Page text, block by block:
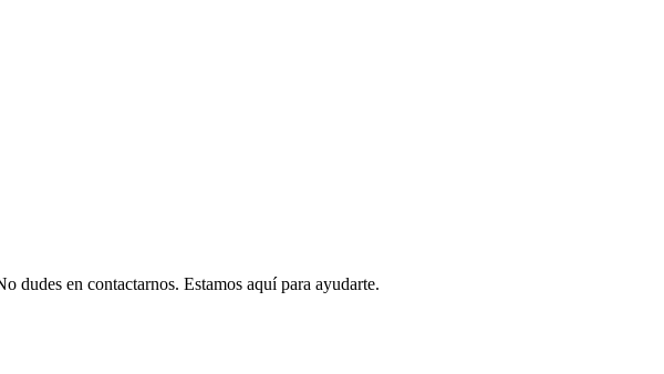
dudes en contactarnos. Estamos aquí para ayudarte.